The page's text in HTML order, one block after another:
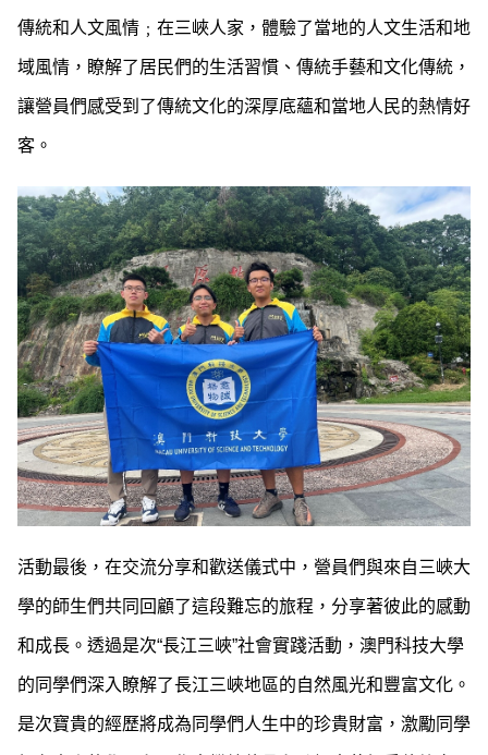
傳統和人文風情﹔在三峽人家，體驗了當地的人文生活和地
域風情，瞭解了居民們的生活習慣、傳統手藝和文化傳統，
讓營員們感受到了傳統文化的深厚底蘊和當地人民的熱情好
客。
活動最後，在交流分享和歡送儀式中，營員們與來自三峽大
學的師生們共同回顧了這段難忘的旅程，分享著彼此的感動
和成長。透過是次“長江三峽”社會實踐活動，澳門科技大學
的同學們深入瞭解了長江三峽地區的自然風光和豐富文化。
是次寶貴的經歷將成為同學們人生中的珍貴財富，激勵同學